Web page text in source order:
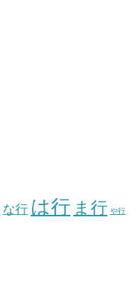
な行 は行 ま行 や行